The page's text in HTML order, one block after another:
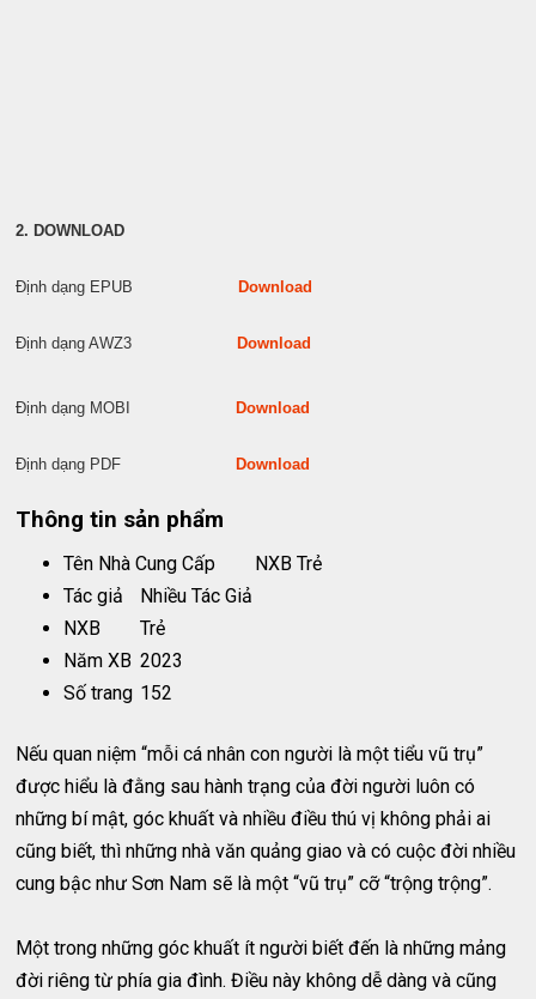
2. DOWNLOAD
Định dạng EPUBDownload
Định dạng AWZ3Download
Định dạng MOBIDownload
Định dạng PDFDownload
Thông tin sản phẩm
Tên Nhà Cung Cấp
NXB Trẻ
Tác giả
Nhiều Tác Giả
NXB
Trẻ
Năm XB 2023
Số trang 152
Nếu quan niệm “mỗi cá nhân con người là một tiểu vũ trụ”
được hiểu là đằng sau hành trạng của đời người luôn có
những bí mật, góc khuất và nhiều điều thú vị không phải ai
cũng biết, thì những nhà văn quảng giao và có cuộc đời nhiều
cung bậc như Sơn Nam sẽ là một “vũ trụ” cỡ “trộng trộng”.
Một trong những góc khuất ít người biết đến là những mảng
đời riêng từ phía gia đình. Điều này không dễ dàng và cũng